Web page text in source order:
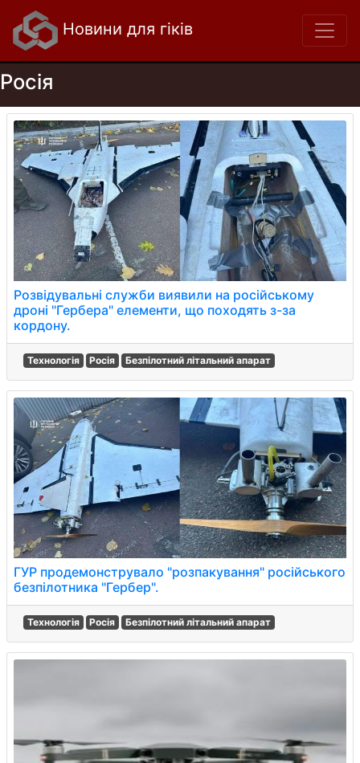
Новини для гіків
Росія
Розвідувальні служби виявили на російському
дроні "Гербера" елементи, що походять з-за
кордону.
Технологія Росія Безпілотний літальний апарат
ГУР продемонструвало "розпакування" російського
безпілотника "Гербер".
Технологія Росія Безпілотний літальний апарат